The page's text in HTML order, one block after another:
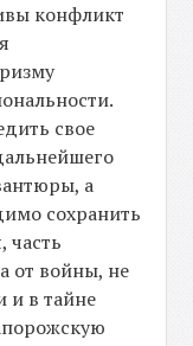
конфликт
свое
а
сохранить
часть
от войны, не
и в тайне